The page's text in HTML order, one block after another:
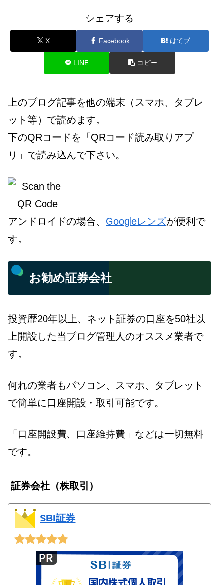
シェアする
X Facebook はてブ
LINE コピー
上のブログ記事を他の端末（スマホ、タブレ
ット等）で読めます。
下のQRコードを「QRコード読み取りアプ
リ」で読み込んで下さい。
アンドロイドの場合、 Googleレンズが便利で
す。
お勧め証券会社
投資歴20年以上、ネット証券の口座を50社以
上開設した当ブログ管理人のオススメ業者で
す。
何れの業者もパソコン、スマホ、タブレット
で簡単に口座開設・取引可能です。
「口座開設費、口座維持費」などは一切無料
です。
証券会社（株取引）
SBI証券